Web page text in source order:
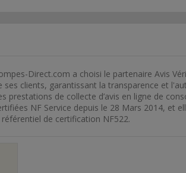
Direct.com a choisi le partenaire Avis
ses clients, garantissant la transparence et
prestations de collecte d’avis en ligne de
NF Service depuis le 28 Mars 2014, et
référentiel de certification NF522.